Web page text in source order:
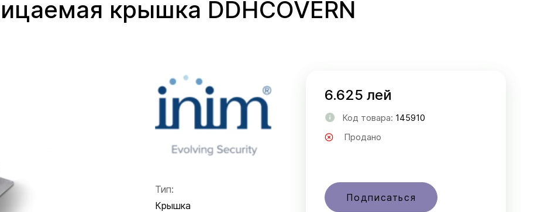
крышка DDHCOVERN
Тип:
Крышка
6.625 лей
Код товара: 145910
Продано
Подписаться